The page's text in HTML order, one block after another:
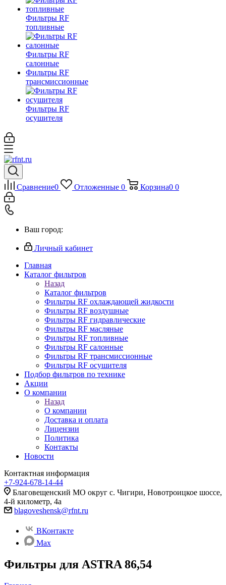
Фильтры RF
топливные
Фильтры RF
салонные
Фильтры RF
трансмиссионные
Фильтры RF
осушителя
Сравнение0 Отложенные 0 Корзина0 0
Ваш город:
Личный кабинет
Главная
Каталог фильтров
Назад
Каталог фильтров
Фильтры RF охлаждающей жидкости
Фильтры RF воздушные
Фильтры RF гидравлические
Фильтры RF масляные
Фильтры RF топливные
Фильтры RF салонные
Фильтры RF трансмиссионные
Фильтры RF осушителя
Подбор фильтров по технике
Акции
О компании
Назад
О компании
Доставка и оплата
Лицензии
Политика
Контакты
Новости
Контактная информация
+7-924-678-14-44‬
Благовещенский МО округ с. Чигири, Новотроицкое шоссе,
4-й километр, 4а
blagoveshensk@rfnt.ru
ВКонтакте
Max
Фильтры для ASTRA 86,54